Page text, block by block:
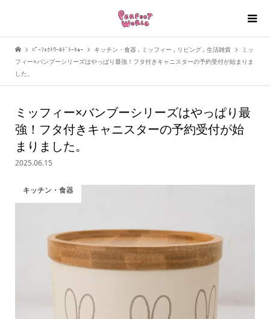
ﾊﾟｰﾌｪｸﾄﾜｰﾙﾄﾞﾄｰｷｮｰ キッチン・食器 , ミッフィー , リビング , 生活雑貨
ミッ
フィー×バンブーシリーズはやっぱり最強！フタ付きキャニスターの予約受付が始まりま
した。
ミッフィー×バンブーシリーズはやっぱり最
強！フタ付きキャニスターの予約受付が始
まりました。
2025.06.15
キッチン・食器